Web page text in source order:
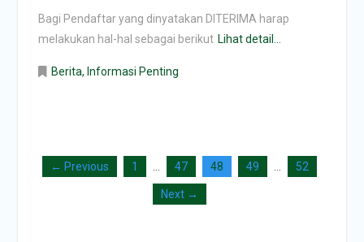
Bagi Pendaftar yang dinyatakan DITERIMA harap
melakukan hal-hal sebagai berikut Lihat detail...
Berita, Informasi Penting
← Previous 1 47 48 49 52
Next →